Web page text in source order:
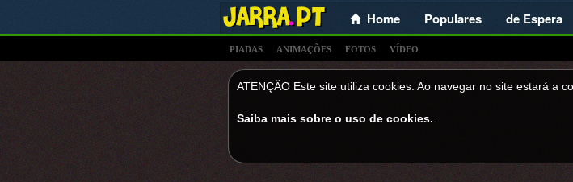
Home Populares de Espera
PIADAS ANIMAÇÕES FOTOS VÍDEO
ATENÇĂO Este site utiliza cookies. Ao navegar no site estará a
Saiba mais sobre o uso de cookies.